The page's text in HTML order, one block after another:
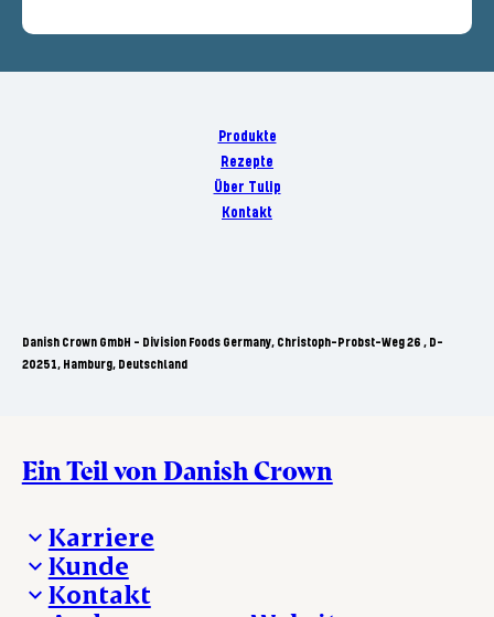
Produkte
Rezepte
Über Tulip
Kontakt
Danish Crown GmbH - Division Foods Germany, Christoph-Probst-Weg 26 , D-
20251, Hamburg, Deutschland
Ein Teil von Danish Crown
Karriere
Deine Karriere bei Danish Crown
Aktuelle Jobangebote
Kunde
Was wir anbieten
Kontakt